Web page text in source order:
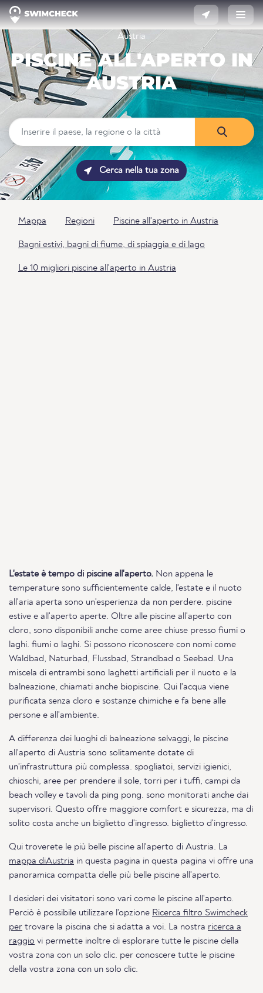
Austria
PISCINE ALL'APERTO IN
AUSTRIA
Cerca nella tua zona
Mappa Regioni Piscine all'aperto in Austria
Bagni estivi, bagni di fiume, di spiaggia e di lago
Le 10 migliori piscine all'aperto in Austria
L'estate è tempo di piscine all'aperto. Non appena le
temperature sono sufficientemente calde, l'estate e il nuoto
all'aria aperta sono un'esperienza da non perdere. piscine
estive e all'aperto aperte. Oltre alle piscine all'aperto con
cloro, sono disponibili anche come aree chiuse presso fiumi o
laghi. fiumi o laghi. Si possono riconoscere con nomi come
Waldbad, Naturbad, Flussbad, Strandbad o Seebad. Una
miscela di entrambi sono laghetti artificiali per il nuoto e la
balneazione, chiamati anche biopiscine. Qui l'acqua viene
purificata senza cloro e sostanze chimiche e fa bene alle
persone e all'ambiente.
A differenza dei luoghi di balneazione selvaggi, le piscine
all'aperto di Austria sono solitamente dotate di
un'infrastruttura più complessa. spogliatoi, servizi igienici,
chioschi, aree per prendere il sole, torri per i tuffi, campi da
beach volley e tavoli da ping pong. sono monitorati anche dai
supervisori. Questo offre maggiore comfort e sicurezza, ma di
solito costa anche un biglietto d'ingresso. biglietto d'ingresso.
Qui troverete le più belle piscine all'aperto di Austria. La
mappa diAustria in questa pagina in questa pagina vi offre una
panoramica compatta delle più belle piscine all'aperto.
I desideri dei visitatori sono vari come le piscine all'aperto.
Perciò è possibile utilizzare l'opzione Ricerca filtro Swimcheck
per trovare la piscina che si adatta a voi. La nostra ricerca a
raggio vi permette inoltre di esplorare tutte le piscine della
vostra zona con un solo clic. per conoscere tutte le piscine
della vostra zona con un solo clic.